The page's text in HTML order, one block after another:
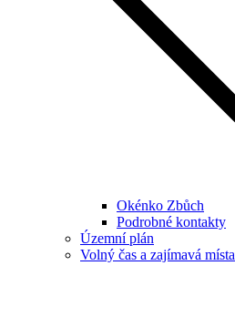
Okénko Zbůch
Podrobné kontakty
Územní plán
Volný čas a zajímavá místa